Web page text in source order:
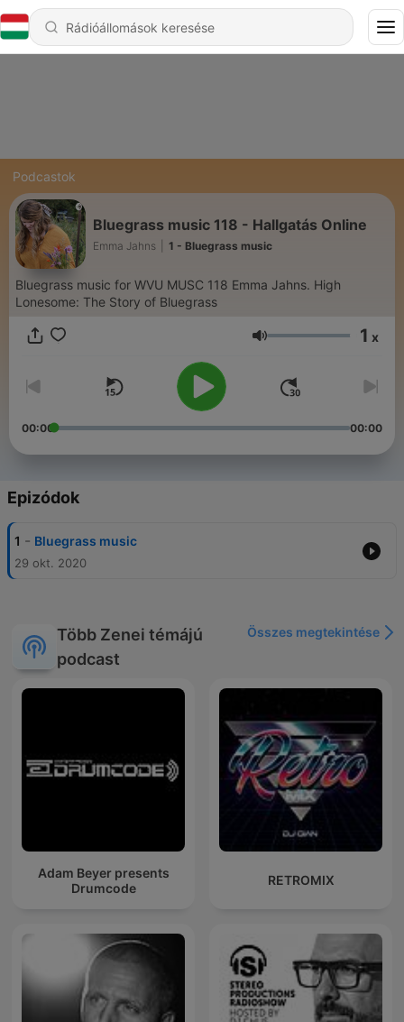
Podcastok
Bluegrass music 118 - Hallgatás Online
Emma Jahns 1 - Bluegrass music
Bluegrass music for WVU MUSC 118 Emma Jahns. High
Lonesome: The Story of Bluegrass
Hangerő 1 x
00:00 00:00
Epizódok
1 - Bluegrass music
29 okt. 2020
Több Zenei témájú
podcast
Összes megtekintése
Adam Beyer presents
Drumcode
RETROMIX